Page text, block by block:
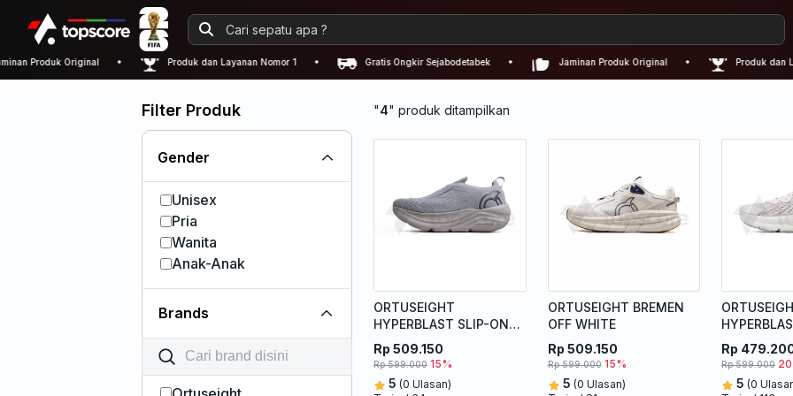
Produk Original Produk dan Layanan Nomor 1 Gratis Ongkir Sejabodetabek Jaminan Produk Original Produk dan
Filter Produk
Gender
Unisex
Pria
Wanita
Anak-Anak
Brands
"4" produk ditampilkan
ORTUSEIGHT
HYPERBLAST SLIP-ON
ASH GREY
Rp 509.150
Rp 599.000 15%
5 (0 Ulasan)
ORTUSEIGHT BREMEN
OFF WHITE
Rp 509.150
Rp 599.000 15%
5 (0 Ulasan)
SL MOON
Rp
Rp 599.000
5 (0